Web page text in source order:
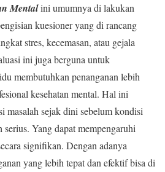
Mentalini umumnya di lakukan
kuesioner yang di rancang
stres, kecemasan, atau gejala
ini juga berguna untuk
membutuhkan penanganan lebih
kesehatan mental. Hal ini
masalah sejak dini sebelum kondisi
Yang dapat mempengaruhi
signifikan. Dengan adanya
yang lebih tepat dan efektif bisa di